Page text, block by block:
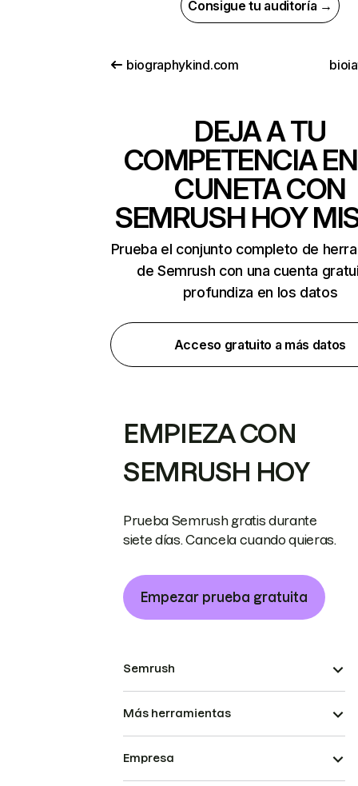
Consigue tu auditoría →
biographykind.com
DEJA A TU
COMPETENCIA
CUNETA CON
SEMRUSH HOY
Prueba el conjunto completo de
de Semrush con una cuenta
profundiza en los datos
Acceso gratuito a más datos
EMPIEZA CON
SEMRUSH HOY
Prueba Semrush gratis durante
siete días. Cancela cuando quieras.
Empezar prueba gratuita
Semrush
Más herramientas
Empresa